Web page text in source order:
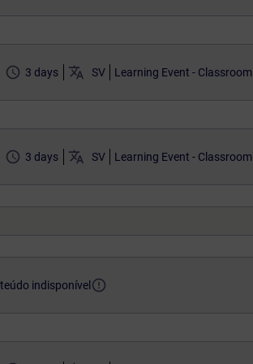
access_time 3 days translate SV Learning Event - Classroom
access_time 3 days translate SV Learning Event - Classroom
indisponível error_outline